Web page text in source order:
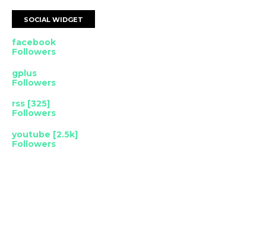
SOCIAL WIDGET
facebook
Followers
gplus
Followers
rss [325]
Followers
youtube [2.5k]
Followers